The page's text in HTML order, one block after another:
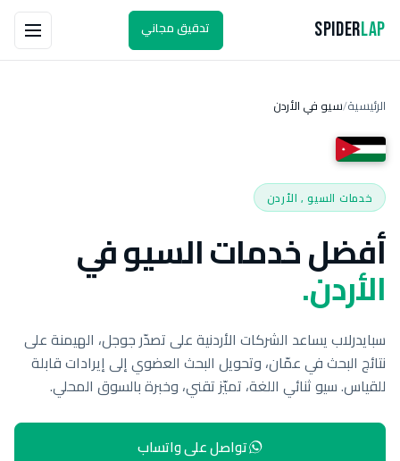
SpiderLap تدقيق مجاني
الرئيسية/سيو في الأردن
خدمات السيو , الأردن
أفضل خدمات السيو في
الأردن.
سبايدرلاب يساعد الشركات الأردنية على تصدّر جوجل، الهيمنة على
نتائج البحث في عمّان، وتحويل البحث العضوي إلى إيرادات قابلة
للقياس. سيو ثنائي اللغة، تميّز تقني، وخبرة بالسوق المحلي.
تواصل على واتساب